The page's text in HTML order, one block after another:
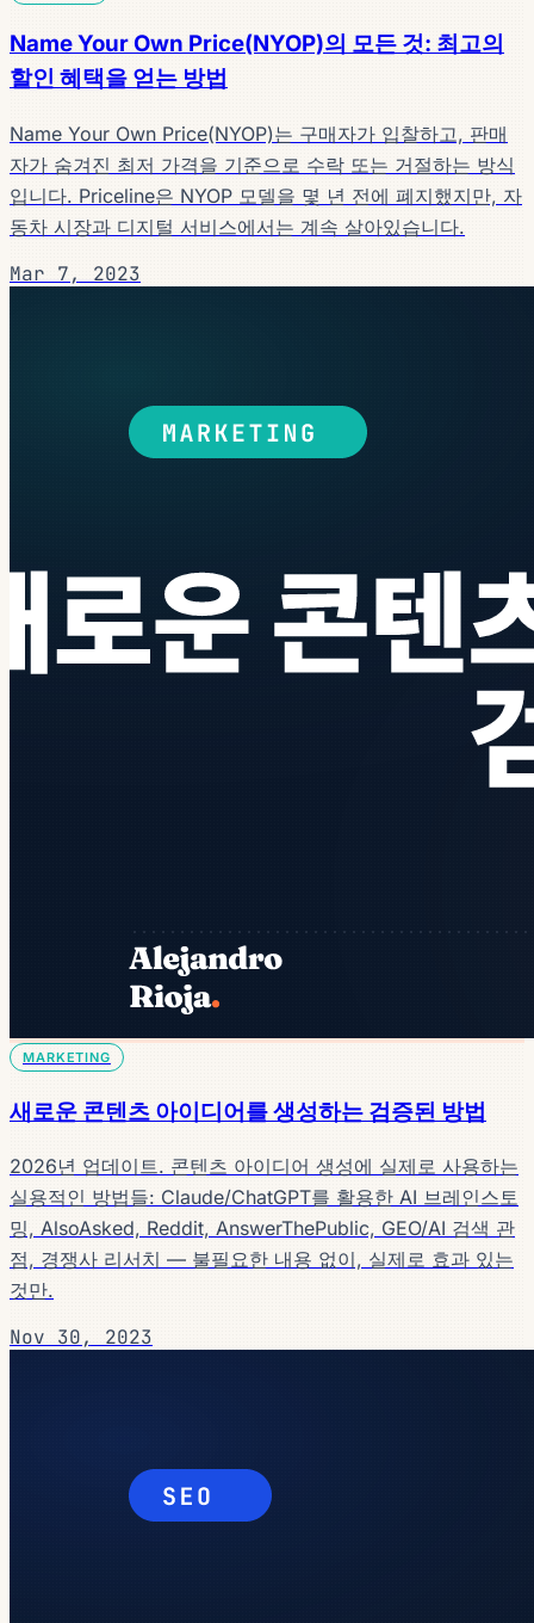
Name Your Own Price(NYOP)의 모든 것: 최고의
할인 혜택을 얻는 방법
Name Your Own Price(NYOP)는 구매자가 입찰하고, 판매
자가 숨겨진 최저 가격을 기준으로 수락 또는 거절하는 방식
입니다. Priceline은 NYOP 모델을 몇 년 전에 폐지했지만, 자
동차 시장과 디지털 서비스에서는 계속 살아있습니다.
Mar 7, 2023
MARKETING
새로운 콘텐츠 아이디어를 생성하는 검증된 방법
2026년 업데이트. 콘텐츠 아이디어 생성에 실제로 사용하는
실용적인 방법들: Claude/ChatGPT를 활용한 AI 브레인스토
밍, AlsoAsked, Reddit, AnswerThePublic, GEO/AI 검색 관
점, 경쟁사 리서치 — 불필요한 내용 없이, 실제로 효과 있는
것만.
Nov 30, 2023